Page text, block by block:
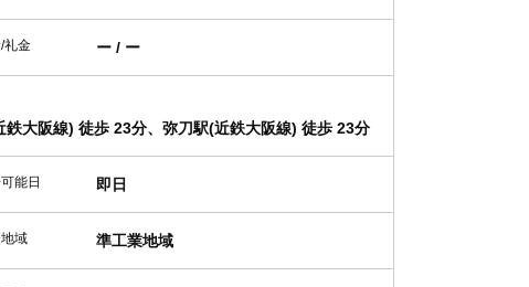
礼金 ー / ー
大阪線) 徒歩 23分、弥刀駅(近鉄大阪線) 徒歩 23分
能日 即日
域 準工業地域